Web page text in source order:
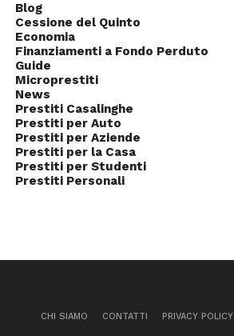
Blog
Cessione del Quinto
Economia
Finanziamenti a Fondo Perduto
Guide
Microprestiti
News
Prestiti Casalinghe
Prestiti per Auto
Prestiti per Aziende
Prestiti per la Casa
Prestiti per Studenti
Prestiti Personali
CHI SIAMO CONTATTI PRIVACY POLICY